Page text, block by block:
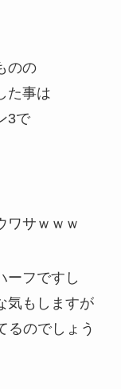
のの
た事は
3で
ワサｗｗｗ
ーフですし
気もしますが
るのでしょう